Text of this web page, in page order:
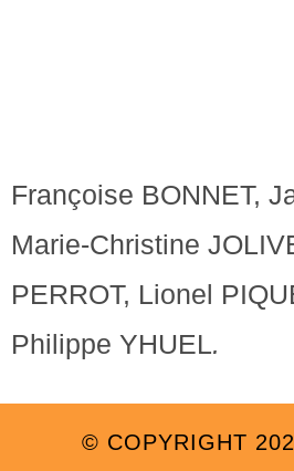
Françoise BONNET,
Marie-Christine
PERROT, Lionel
Philippe YHUEL.
© COPYRIGHT